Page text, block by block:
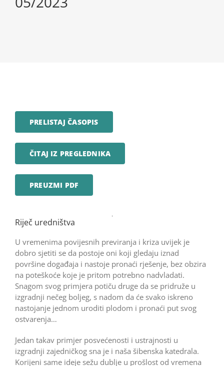
PRELISTAJ ČASOPIS
ČITAJ IZ PREGLEDNIKA
PREUZMI PDF
Riječ uredništva
U vremenima povijesnih previranja i kriza uvijek je
dobro sjetiti se da postoje oni koji gledaju iznad
površine događaja i nastoje pronaći rješenje, bez obzira
na poteškoće koje je pritom potrebno nadvladati.
Snagom svog primjera potiču druge da se pridruže u
izgradnji nečeg boljeg, s nadom da će svako iskreno
nastojanje jednom uroditi plodom i pronaći put svog
ostvarenja…
Jedan takav primjer posvećenosti i ustrajnosti u
izgradnji zajedničkog sna je i naša šibenska katedrala.
Korijeni same ideje sežu dublje u prošlost od vremena